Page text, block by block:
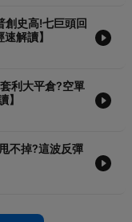
史高!七巨頭回
解讀】
利大平倉?空單
】
不掉?這波反彈